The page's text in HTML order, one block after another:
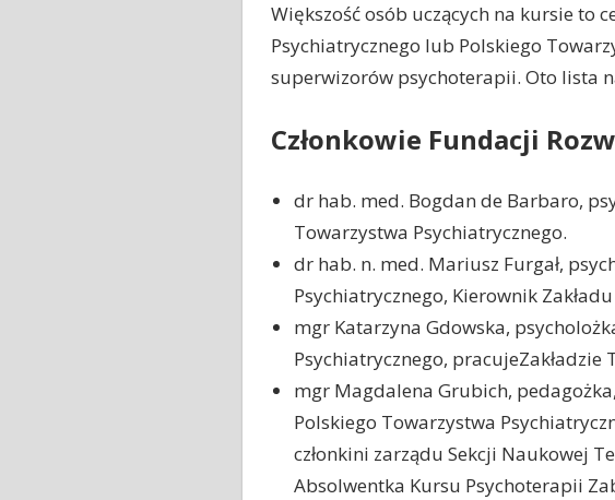
Większość osób uczących na kursie to
Psychiatrycznego lub Polskiego
superwizorów psychoterapii. Oto lista
Członkowie Fundacji
dr hab. med. Bogdan de Barbaro,
Towarzystwa Psychiatrycznego.
dr hab. n. med. Mariusz Furgał,
Psychiatrycznego, Kierownik
mgr Katarzyna Gdowska,
Psychiatrycznego,
mgr Magdalena Grubich,
Polskiego Towarzystwa
członkini zarządu Sekcji Naukowej
Absolwentka Kursu Psychoterapii